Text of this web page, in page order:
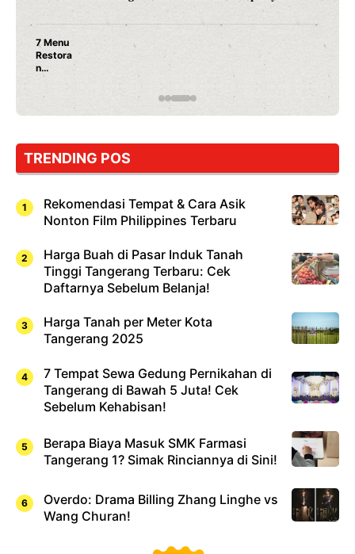
Nunung Srimulat &
Rahasia Mami Bikin
TRENDING POS
Rekomendasi Tempat & Cara Asik
Nonton Film Philippines Terbaru
Harga Buah di Pasar Induk Tanah
Tinggi Tangerang Terbaru: Cek
Daftarnya Sebelum Belanja!
Harga Tanah per Meter Kota
Tangerang 2025
7 Tempat Sewa Gedung Pernikahan di
Tangerang di Bawah 5 Juta! Cek
Sebelum Kehabisan!
Berapa Biaya Masuk SMK Farmasi
Tangerang 1? Simak Rinciannya di Sini!
Overdo: Drama Billing Zhang Linghe vs
Wang Churan!